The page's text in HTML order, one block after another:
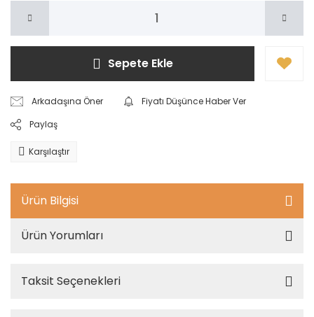
Sepete Ekle
Arkadaşına Öner
Fiyatı Düşünce Haber Ver
Paylaş
Karşılaştır
Ürün Bilgisi
Ürün Yorumları
Taksit Seçenekleri